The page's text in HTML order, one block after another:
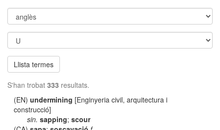
Llista termes
S'han trobat 333 resultats.
(EN)undermining [Enginyeria civil, arquitectura i
construcció]
sin. sapping; scour